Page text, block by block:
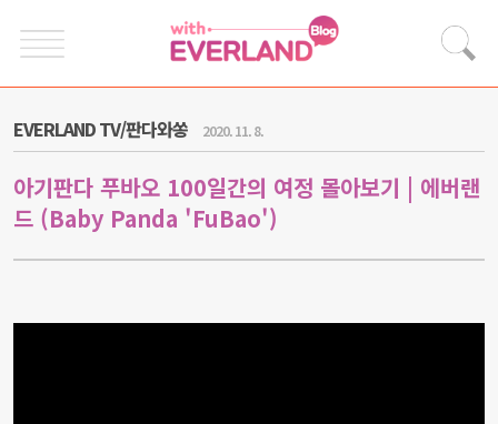
EVERLAND TV/판다와쏭 2020. 11. 8.
아기판다 푸바오 100일간의 여정 몰아보기 | 에버랜
드 (Baby Panda 'FuBao')